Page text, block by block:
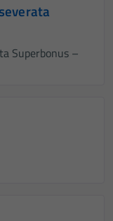
Superbonus –